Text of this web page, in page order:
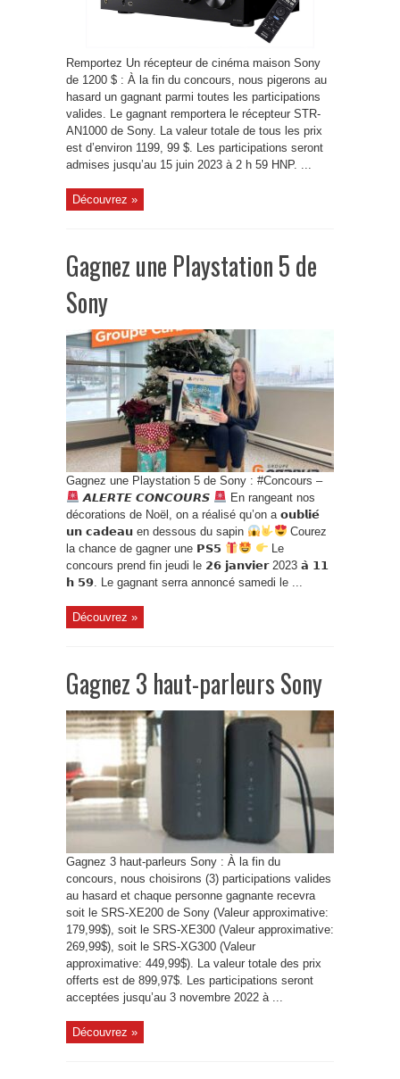
Remportez Un récepteur de cinéma maison Sony
de 1200 $ : À la fin du concours, nous pigerons au
hasard un gagnant parmi toutes les participations
valides. Le gagnant remportera le récepteur STR-
AN1000 de Sony. La valeur totale de tous les prix
est d’environ 1199, 99 $. Les participations seront
admises jusqu’au 15 juin 2023 à 2 h 59 HNP. ...
Découvrez »
Gagnez une Playstation 5 de
Sony
Gagnez une Playstation 5 de Sony : #Concours –
𝘼𝙇𝙀𝙍𝙏𝙀 𝘾𝙊𝙉𝘾𝙊𝙐𝙍𝙎
En rangeant nos
décorations de Noël, on a réalisé qu’on a 𝗼𝘂𝗯𝗹𝗶𝗲́
𝘂𝗻 𝗰𝗮𝗱𝗲𝗮𝘂 en dessous du sapin
Courez
la chance de gagner une 𝗣𝗦𝟱
Le
concours prend fin jeudi le 𝟮𝟲 𝗷𝗮𝗻𝘃𝗶𝗲𝗿 2023 𝗮̀ 𝟭𝟭
𝗵 𝟱𝟵. Le gagnant serra annoncé samedi le ...
Découvrez »
Gagnez 3 haut-parleurs Sony
Gagnez 3 haut-parleurs Sony : À la fin du
concours, nous choisirons (3) participations valides
au hasard et chaque personne gagnante recevra
soit le SRS-XE200 de Sony (Valeur approximative:
179,99$), soit le SRS-XE300 (Valeur approximative:
269,99$), soit le SRS-XG300 (Valeur
approximative: 449,99$). La valeur totale des prix
offerts est de 899,97$. Les participations seront
acceptées jusqu’au 3 novembre 2022 à ...
Découvrez »